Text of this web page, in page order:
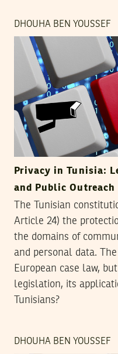
DHOUHA BEN YOUSSEF
Privacy in Tunisia:
and Public Outreach
The Tunisian
Article 24) the
the domains of
and personal data.
European case law,
legislation, its
Tunisians?
DHOUHA BEN YOUSSEF